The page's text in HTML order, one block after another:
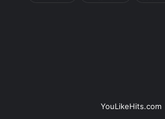
YouLikeHits.com